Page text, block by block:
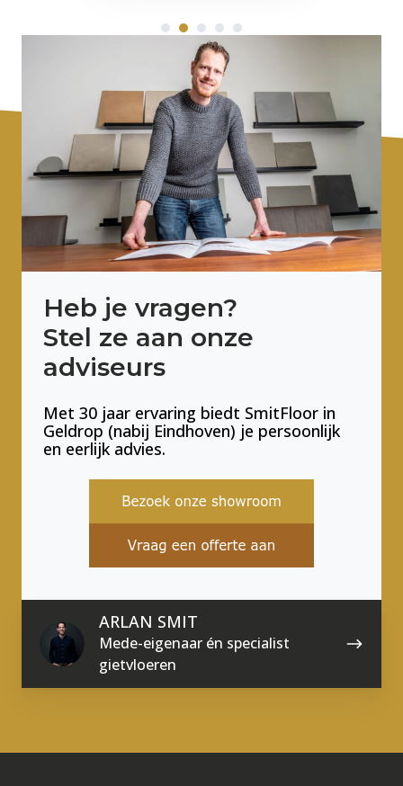
Heb je vragen?
Stel ze aan onze
adviseurs
Met 30 jaar ervaring biedt SmitFloor in
Geldrop (nabij Eindhoven) je persoonlijk
en eerlijk advies.
ARLAN SMIT
Mede-eigenaar én specialist
gietvloeren